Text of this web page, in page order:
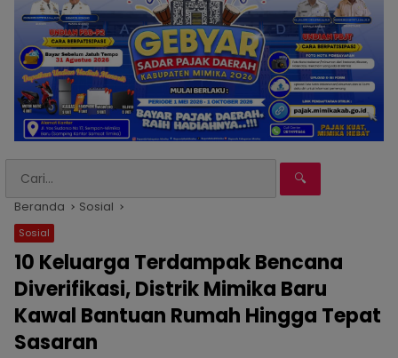
🔍
Beranda Sosial
Sosial
10 Keluarga Terdampak Bencana
Diverifikasi, Distrik Mimika Baru
Kawal Bantuan Rumah Hingga Tepat
Sasaran